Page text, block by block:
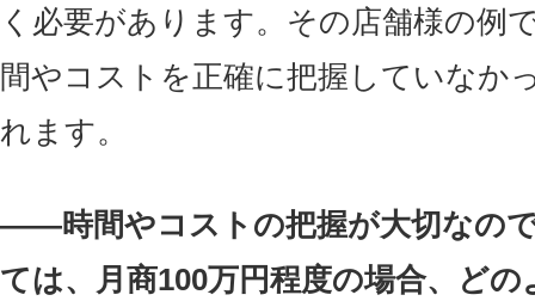
く必要があります。その店舗様の例
間やコストを正確に把握していなか
れます。
――時間やコストの把握が大切なの
ては、月商100万円程度の場合、ど